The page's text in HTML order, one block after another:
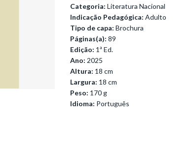
Categoria: Literatura Nacional
Indicação Pedagógica: Adulto
Tipo de capa: Brochura
Páginas(a): 89
Edição: 1ª Ed.
Ano: 2025
Altura: 18 cm
Largura: 18 cm
Peso: 170 g
Idioma: Português